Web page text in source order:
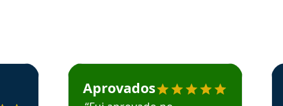
Aprova Concursos em depoimento
Estudante Mário recomenda o Aprova
Aprovados